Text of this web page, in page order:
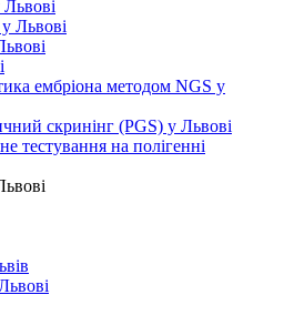
Львові
ембріона методом NGS у
скринінг (PGS) у Львові
тестування на полігенні